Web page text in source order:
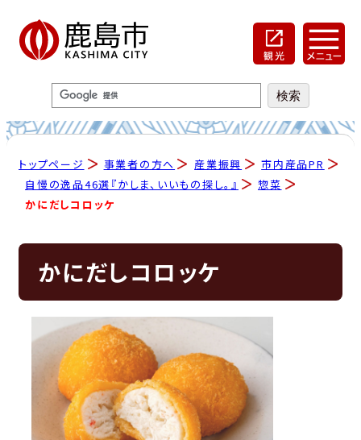
トップページ 事業者の方へ 産業振興
市内産品PR
自慢の逸品46選『かしま、いいもの探し。』
惣菜
かにだしコロッケ
かにだしコロッケ